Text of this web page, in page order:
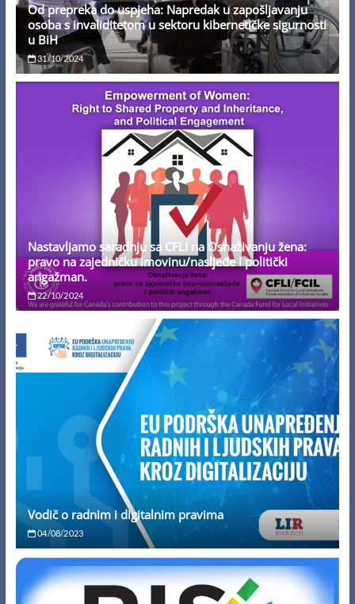
Od prepreka do uspjeha: Napredak u zapošljavanju
osoba s invaliditetom u sektoru kibernetičke sigurnosti
u BiH
31/10/2024
Nastavljamo saradnju sa CFLI na Osnaživanju žena:
pravo na zajedničku imovinu/nasljeđe i politički
angažman.
22/10/2024
Vodič o radnim i digitalnim pravima
04/08/2023